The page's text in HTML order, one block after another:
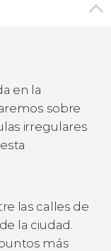
en la
sobre
irregulares
las calles de
la ciudad.
más